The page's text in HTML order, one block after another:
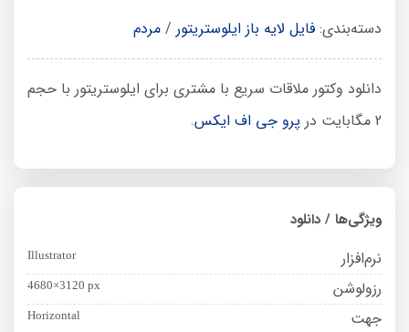
دسته‌بندی: فایل لایه باز ایلوستریتور / مردم
دانلود وکتور ملاقات سریع با مشتری برای ایلوستریتور با حجم
2 مگابایت در
پرو جی اف ایکس.
ویژگی‌ها / دانلود
نرم‌افزار Illustrator
رزولوشن 4680×3120 px
جهت Horizontal